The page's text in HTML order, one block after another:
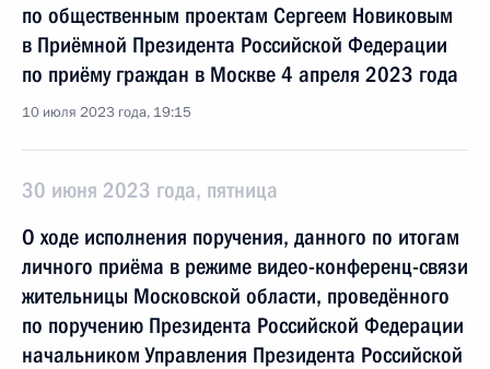
по общественным проектам Сергеем Новиковым
в Приёмной Президента Российской Федерации
по приёму граждан в Москве 4 апреля 2023 года
10 июля 2023 года, 19:15
30 июня 2023 года, пятница
О ходе исполнения поручения, данного по итогам
личного приёма в режиме видео-конференц-связи
жительницы Московской области, проведённого
по поручению Президента Российской Федерации
начальником Управления Президента Российской